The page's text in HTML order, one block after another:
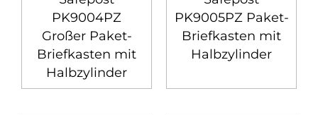
PK9004PZ
Großer Paket-
Briefkasten mit
Halbzylinder
PK9005PZ Paket-
Briefkasten mit
Halbzylinder